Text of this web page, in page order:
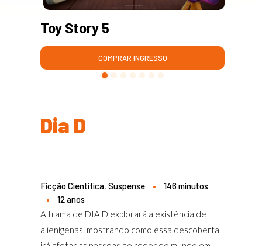
Toy Story 5
COMPRAR INGRESSO
Dia D
Ficção Científica, Suspense •
146 minutos
•
12 anos
A trama de DIA D explorará a existência de
alienígenas, mostrando como essa descoberta